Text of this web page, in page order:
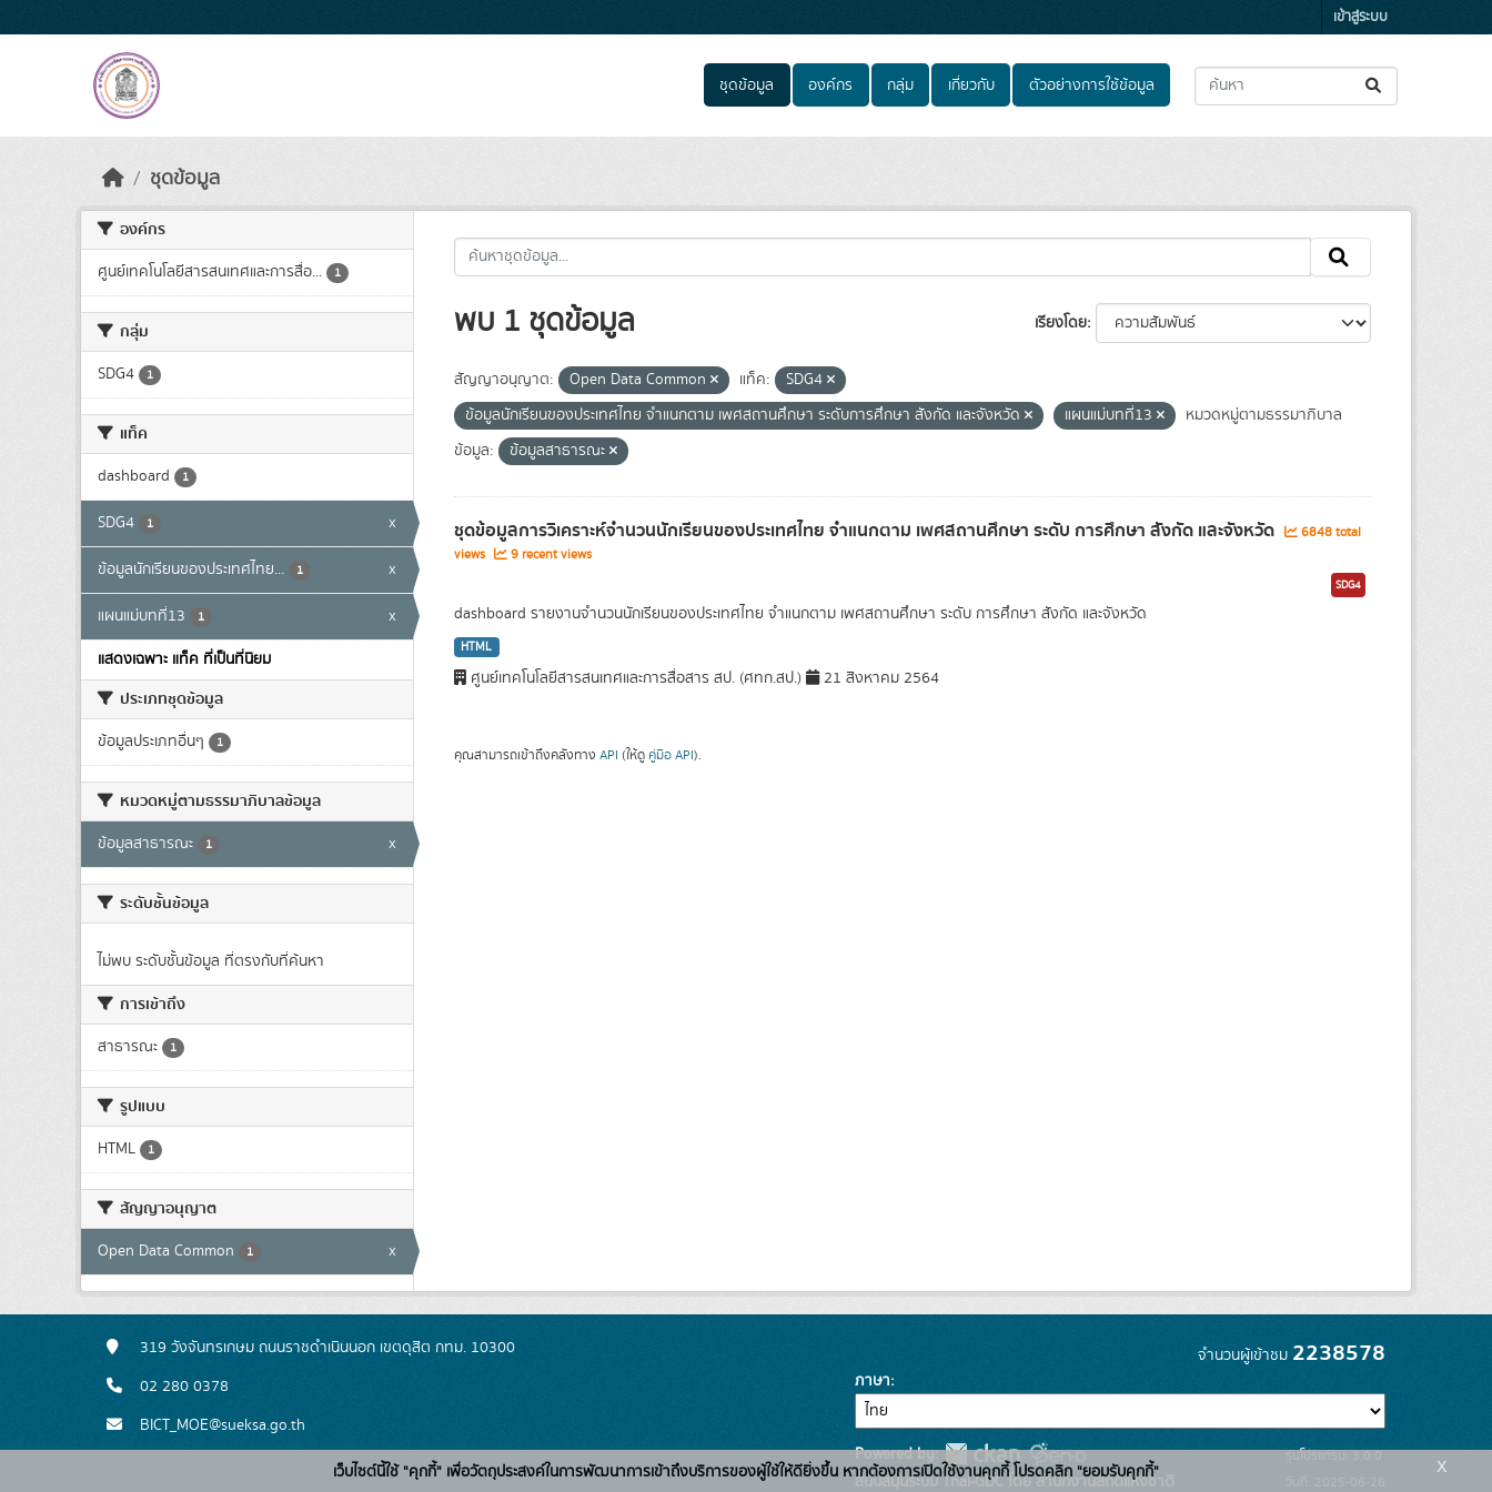
เข้าสู่ระบบ
ชุดข้อมูล องค์กร กลุ่ม เกี่ยวกับ ตัวอย่างการใช้ข้อมูล
ชุดข้อมูล
องค์กร
ศูนย์เทคโนโลยีสารสนเทศและการสื่อ... 1
กลุ่ม
SDG4 1
แท็ค
dashboard 1
SDG4 1 x
ข้อมูลนักเรียนของประเทศไทย... 1 x
แผนแม่บทที่13 1
x
แสดงเฉพาะ แท็ค ที่เป็นที่นิยม
ประเภทชุดข้อมูล
ข้อมูลประเภทอื่นๆ 1
หมวดหมู่ตามธรรมาภิบาลข้อมูล
ข้อมูลสาธารณะ 1 x
ระดับชั้นข้อมูล
ไม่พบ ระดับชั้นข้อมูล ที่ตรงกับที่ค้นหา
การเข้าถึง
สาธารณะ 1
รูปแบบ
HTML 1
สัญญาอนุญาต
Open Data Common 1 x
เรียงโดย
พบ 1 ชุดข้อมูล
สัญญาอนุญาต: Open Data Common แท็ค:
SDG4
ข้อมูลนักเรียนของประเทศไทย จำแนกตาม เพศสถานศึกษา ระดับการศึกษา สังกัด และจังหวัด
แผนแม่บทที่13
หมวดหมู่ตามธรรมาภิบาล
ข้อมูล:
ข้อมูลสาธารณะ
ชุดข้อมูลการวิเคราะห์จำนวนนักเรียนของประเทศไทย จำแนกตาม เพศสถานศึกษา ระดับ การศึกษา สังกัด และจังหวัด
6848 total
views
9 recent views
SDG4
dashboard รายงานจำนวนนักเรียนของประเทศไทย จำแนกตาม เพศสถานศึกษา ระดับ การศึกษา สังกัด และจังหวัด
HTML
ศูนย์เทคโนโลยีสารสนเทศและการสื่อสาร สป. (ศทก.สป.) 21 สิงหาคม 2564
คุณสามารถเข้าถึงคลังทาง API (ให้ดู คู่มือ API).
319 วังจันทรเกษม ถนนราชดำเนินนอก เขตดุสิต กทม. 10300
02 280 0378
BICT_MOE@sueksa.go.th
จำนวนผู้เข้าชม 2238578
ภาษา
Powered by:
สนับสนุนระบบ Thai-GDC โดย สำนักงานสถิติแห่งชาติ
รุ่นโปรแกรม: 3.0.0
วันที่: 2025-06-26
เว็บไซต์นี้ใช้ "คุกกี้" เพื่อวัตถุประสงค์ในการพัฒนาการเข้าถึงบริการของผู้ใช้ให้ดียิ่งขึ้น หากต้องการเปิดใช้งานคุกกี้ โปรดคลิก "ยอมรับคุกกี้" x